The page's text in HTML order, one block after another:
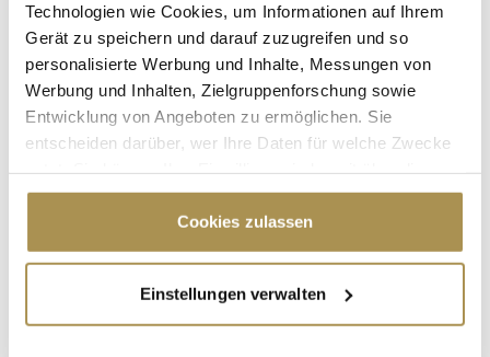
Technologien wie Cookies, um Informationen auf Ihrem
Gerät zu speichern und darauf zuzugreifen und so
personalisierte Werbung und Inhalte, Messungen von
Werbung und Inhalten, Zielgruppenforschung sowie
Entwicklung von Angeboten zu ermöglichen. Sie
entscheiden darüber, wer Ihre Daten für welche Zwecke
Cookie-Erklärung oder durch Klicken auf das Privacy
Trigger Symbol ändern oder widerrufen
Informationen über Ihre geografische Lage
erfassen, welche bis auf einige Meter genau sein
Cookies zulassen
Einstellungen verwalten